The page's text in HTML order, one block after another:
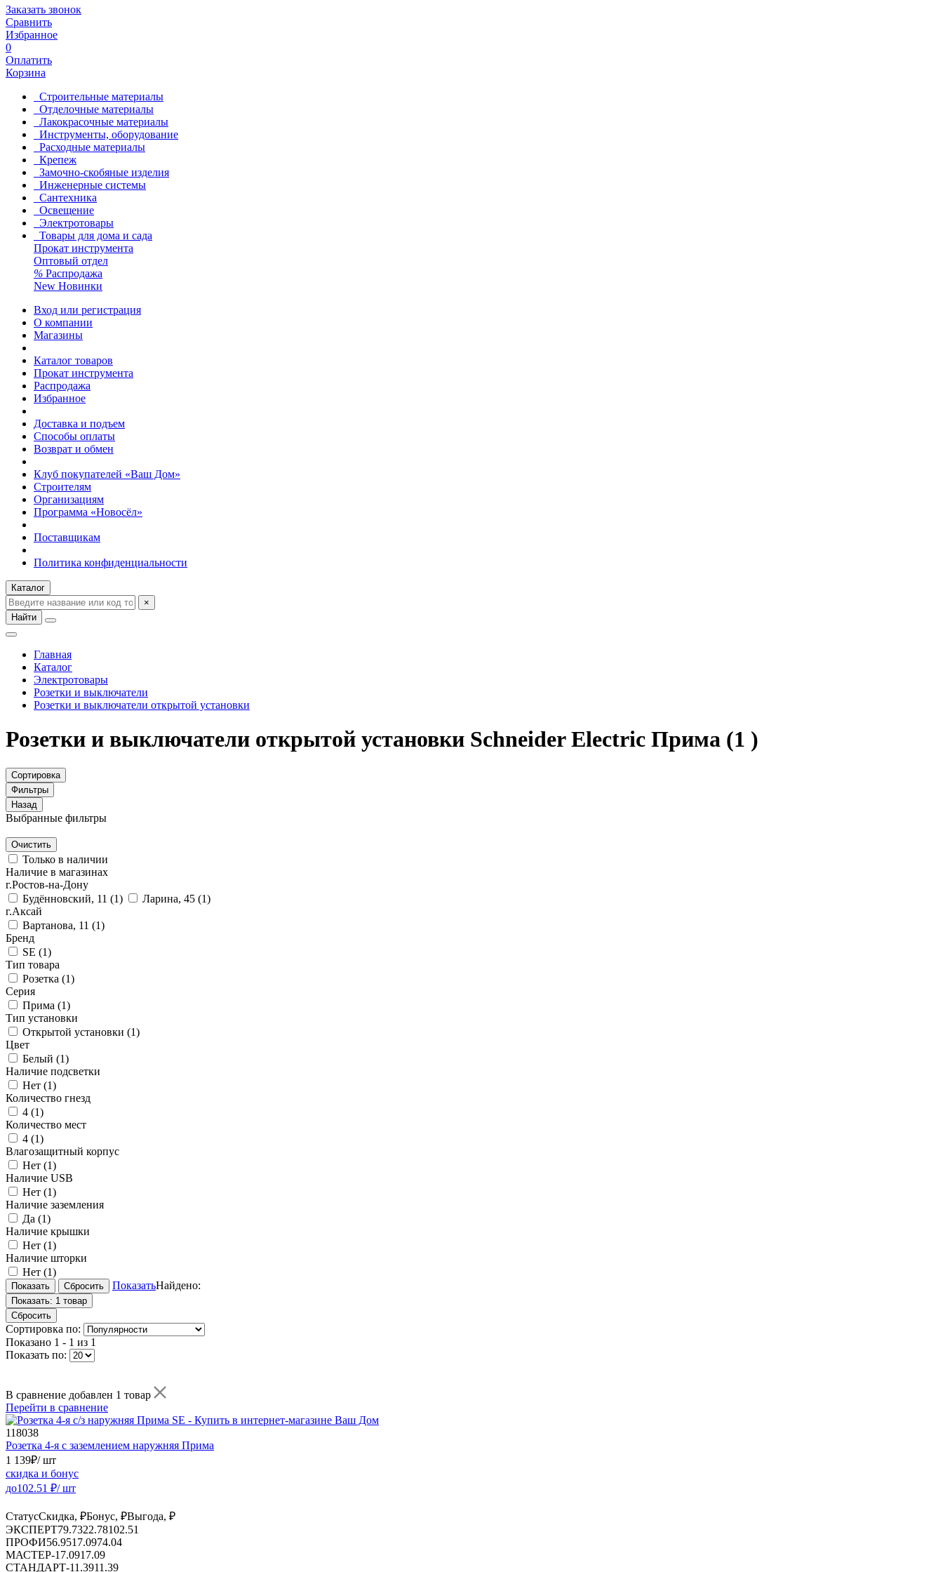
Заказать звонок
Сравнить
Избранное
0
Оплатить
Корзина
Строительные материалы
Отделочные материалы
Лакокрасочные материалы
Инструменты, оборудование
Расходные материалы
Крепеж
Замочно-скобяные изделия
Инженерные системы
Сантехника
Освещение
Электротовары
Товары для дома и сада
Прокат инструмента
Оптовый отдел
% Распродажа
New Новинки
Вход или регистрация
О компании
Магазины
Каталог товаров
Прокат инструмента
Распродажа
Избранное
Доставка и подъем
Способы оплаты
Возврат и обмен
Клуб покупателей «Ваш Дом»
Строителям
Организациям
Программа «Новосёл»
Поставщикам
Политика конфиденциальности
Каталог
×
Найти
Главная
Каталог
Электротовары
Розетки и выключатели
Розетки и выключатели открытой установки
Розетки и выключатели открытой установки Schneider Electric Прима (1 )
Сортировка
Фильтры
Назад
Выбранные фильтры
Очистить
Только в наличии
Наличие в магазинах
г.Ростов-на-Дону
Будённовский, 11 (1) Ларина, 45 (1)
г.Аксай
Вартанова, 11 (1)
Бренд
SE (1)
Тип товара
Розетка (1)
Серия
Прима (1)
Тип установки
Открытой установки (1)
Цвет
Белый (1)
Наличие подсветки
Нет (1)
Количество гнезд
4 (1)
Количество мест
4 (1)
Влагозащитный корпус
Нет (1)
Наличие USB
Нет (1)
Наличие заземления
Да (1)
Наличие крышки
Нет (1)
Наличие шторки
Нет (1)
ПоказатьНайдено:
Показать: 1 товар
Сбросить
Сортировка по:
Показано 1 - 1 из 1
Показать по:
В сравнение добавлен 1 товар
Перейти в сравнение
118038
Розетка 4-я с заземлением наружняя Прима
1 139₽/ шт
скидка и бонус
до102.51 ₽/ шт
СтатусСкидка, ₽Бонус, ₽Выгода, ₽
ЭКСПЕРТ79.7322.78102.51
ПРОФИ56.9517.0974.04
МАСТЕР-17.0917.09
СТАНДАРТ-11.3911.39